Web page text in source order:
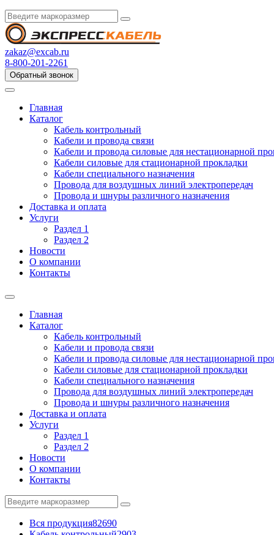
zakaz@excab.ru
8-800-201-2261
Обратный звонок
Главная
Каталог
Кабель контрольный
Кабели и провода связи
Кабели и провода силовые для нестационарной
Кабели силовые для стационарной прокладки
Кабели специального назначения
Провода для воздушных линий электропередач
Провода и шнуры различного назначения
Доставка и оплата
Услуги
Раздел 1
Раздел 2
Новости
О компании
Контакты
Главная
Каталог
Кабель контрольный
Кабели и провода связи
Кабели и провода силовые для нестационарной
Кабели силовые для стационарной прокладки
Кабели специального назначения
Провода для воздушных линий электропередач
Провода и шнуры различного назначения
Доставка и оплата
Услуги
Раздел 1
Раздел 2
Новости
О компании
Контакты
Вся продукция82690